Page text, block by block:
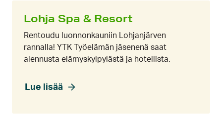
Lohja Spa & Resort
Rentoudu luonnonkauniin Lohjanjärven
rannalla! YTK Työelämän jäsenenä saat
alennusta elämyskylpylästä ja hotellista.
Lue lisää